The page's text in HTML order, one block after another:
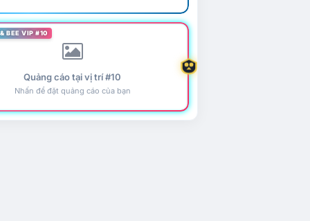
BEE VIP #10
Quảng cáo tại vị trí #10
Nhấn để đặt quảng cáo của bạn